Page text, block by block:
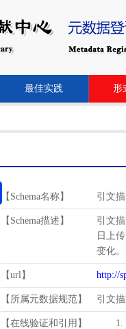
最佳实践 形
【Schema名称】 引文
【Schema描述】
引文
日上
变化。
【url】 http://
【所属元数据规范】 引文
【在线验证和引用】
1.